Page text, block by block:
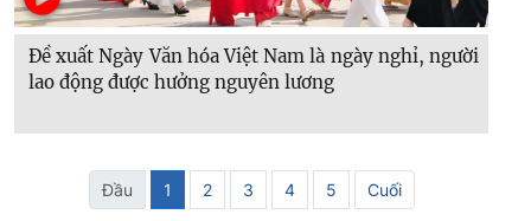
Đề xuất Ngày Văn hóa Việt Nam là ngày nghỉ, người
lao động được hưởng nguyên lương
Đầu 1 2 3 4 5 Cuối